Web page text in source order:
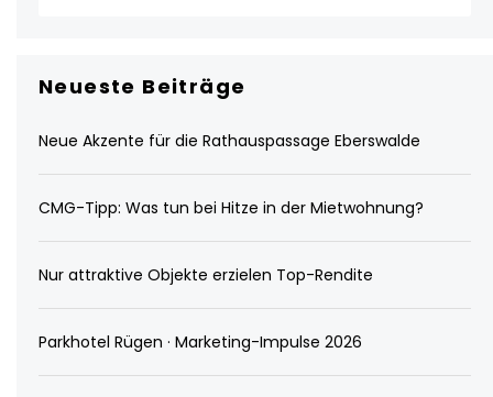
Neueste Beiträge
Neue Akzente für die Rathauspassage Eberswalde
CMG-Tipp: Was tun bei Hitze in der Mietwohnung?
Nur attraktive Objekte erzielen Top-Rendite
Parkhotel Rügen · Marketing-Impulse 2026